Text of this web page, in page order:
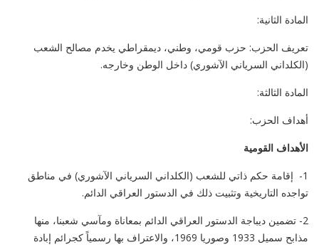
المادة الثانية:
تعريف الحزب: حزب قومي، وطني، ديمقراطي يخدم مصالح الشعب
(الكلداني السرياني الآشوري) داخل الوطن وخارجه.
المادة الثالثة:
أهداف الحزب:
الأهداف القومية
1- إقامة حكم ذاتي للشعب (الكلداني السرياني الآشوري) في مناطق
تواجده التاريخية وتثبيت ذلك في الدستور العراقي الدائم.
2- تضمين ديباجة الدستور العراقي الدائم بمعاناة ومآسي شعبنا، منها
مذابح سميل 1933 وصوريا 1969، والاعتراف بها رسمياً كجرائم إبادة